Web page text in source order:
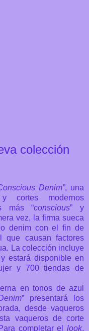
colección
Denim”, una
cortes modernos
más “conscious” y
vez, la firma sueca
denim con el fin de
que causan factores
La colección incluye
estará disponible en
y 700 tiendas de
en tonos de azul
” presentará los
desde vaqueros
vaqueros de corte
completar el look,